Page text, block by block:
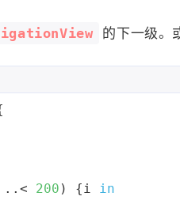
的下一级。
..< 200 ) {i in